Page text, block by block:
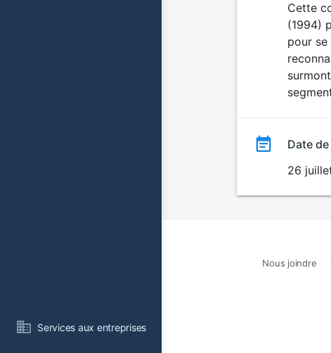
Services aux entreprises
Cette
(1994)
pour
Date
26
Nous joindre